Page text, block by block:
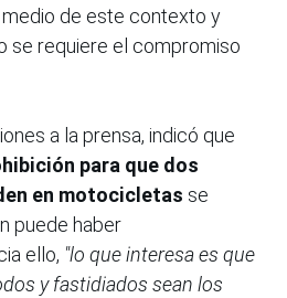
de este contexto y
se requiere el compromiso
a la prensa, indicó que
para que dos
en motocicletas se
puede haber
ello, "lo que interesa es que
y fastidiados sean los